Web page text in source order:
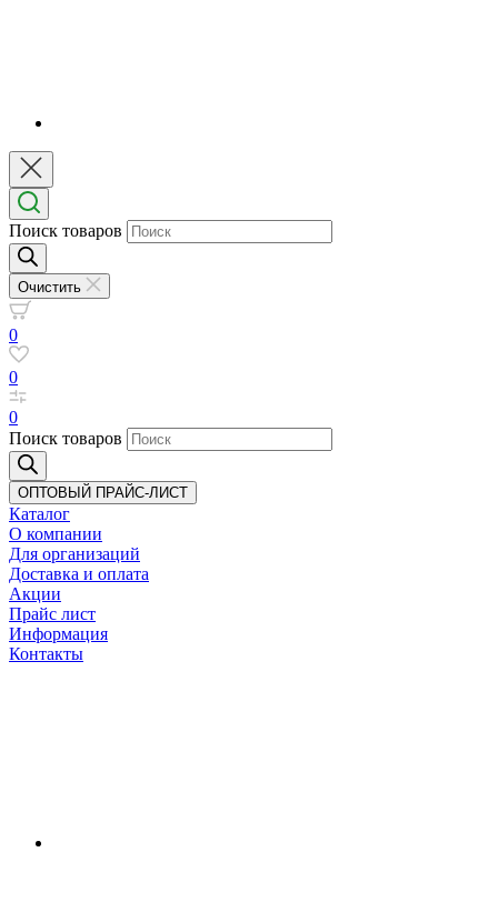
Поиск товаров
Очистить
0
0
0
Поиск товаров
ОПТОВЫЙ ПРАЙС-ЛИСТ
Каталог
О компании
Для организаций
Доставка и оплата
Акции
Прайс лист
Информация
Контакты